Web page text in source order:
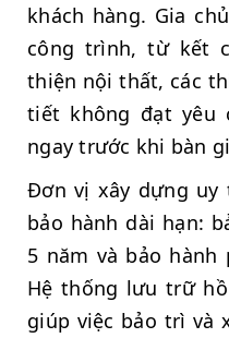
khách hàng. Gia
công trình, từ kết
thiện nội thất, các
tiết không đạt yêu
ngay trước khi bàn
Đơn vị xây dựng uy
bảo hành dài hạn:
5 năm và bảo hành
Hệ thống lưu trữ
giúp việc bảo trì và